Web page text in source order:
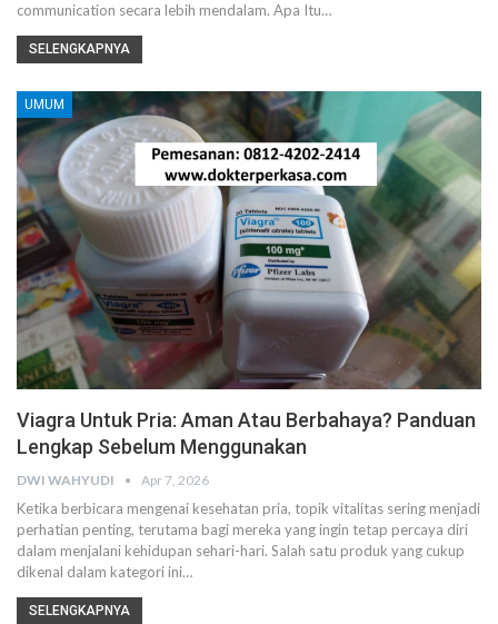
communication secara lebih mendalam. Apa Itu…
SELENGKAPNYA
UMUM
Viagra Untuk Pria: Aman Atau Berbahaya? Panduan
Lengkap Sebelum Menggunakan
DWI WAHYUDI Apr 7, 2026
Ketika berbicara mengenai kesehatan pria, topik vitalitas sering menjadi
perhatian penting, terutama bagi mereka yang ingin tetap percaya diri
dalam menjalani kehidupan sehari-hari. Salah satu produk yang cukup
dikenal dalam kategori ini…
SELENGKAPNYA